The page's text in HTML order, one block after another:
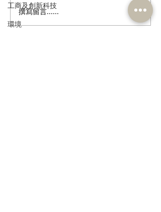
工商及創新科技
環境
歡迎國際統一私法協會在
香港設聯絡辦公室
撰寫留言......